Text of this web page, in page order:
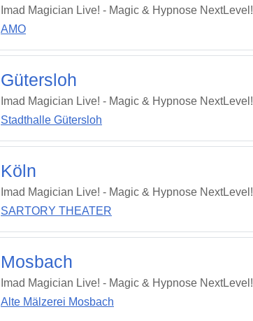
Imad Magician Live! - Magic & Hypnose NextLevel!
AMO
Gütersloh
Imad Magician Live! - Magic & Hypnose NextLevel!
Stadthalle Gütersloh
Köln
Imad Magician Live! - Magic & Hypnose NextLevel!
SARTORY THEATER
Mosbach
Imad Magician Live! - Magic & Hypnose NextLevel!
Alte Mälzerei Mosbach